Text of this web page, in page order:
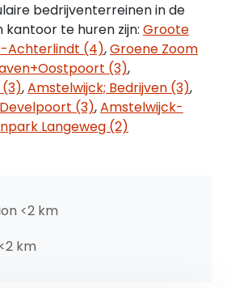
huur en gebruik (schoon en
in de huidige staat
de volgende voorzieningen:
voorportaal;
van wit spuitwerk op de
van data* en elektra
het plafond* (in de kantoortuin
bedrijventerreinen in de
te huren zijn: Groote
Achterlindt (4),Groene Zoom
(3),
,Amstelwijck; Bedrijven (3),
Develpoort (3),Amstelwijck-
Langeweg (2)
<2 km
km